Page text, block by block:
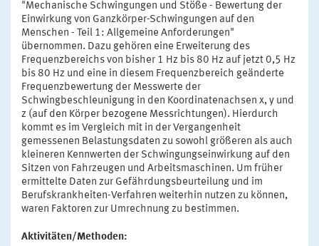
"Mechanische Schwingungen und Stöße - Bewertung der
Einwirkung von Ganzkörper-Schwingungen auf den
Menschen - Teil 1: Allgemeine Anforderungen"
übernommen. Dazu gehören eine Erweiterung des
Frequenzbereichs von bisher 1 Hz bis 80 Hz auf jetzt 0,5 Hz
bis 80 Hz und eine in diesem Frequenzbereich geänderte
Frequenzbewertung der Messwerte der
Schwingbeschleunigung in den Koordinatenachsen x, y und
z (auf den Körper bezogene Messrichtungen). Hierdurch
kommt es im Vergleich mit in der Vergangenheit
gemessenen Belastungsdaten zu sowohl größeren als auch
kleineren Kennwerten der Schwingungseinwirkung auf den
Sitzen von Fahrzeugen und Arbeitsmaschinen. Um früher
ermittelte Daten zur Gefährdungsbeurteilung und im
Berufskrankheiten-Verfahren weiterhin nutzen zu können,
waren Faktoren zur Umrechnung zu bestimmen.
Aktivitäten/Methoden: